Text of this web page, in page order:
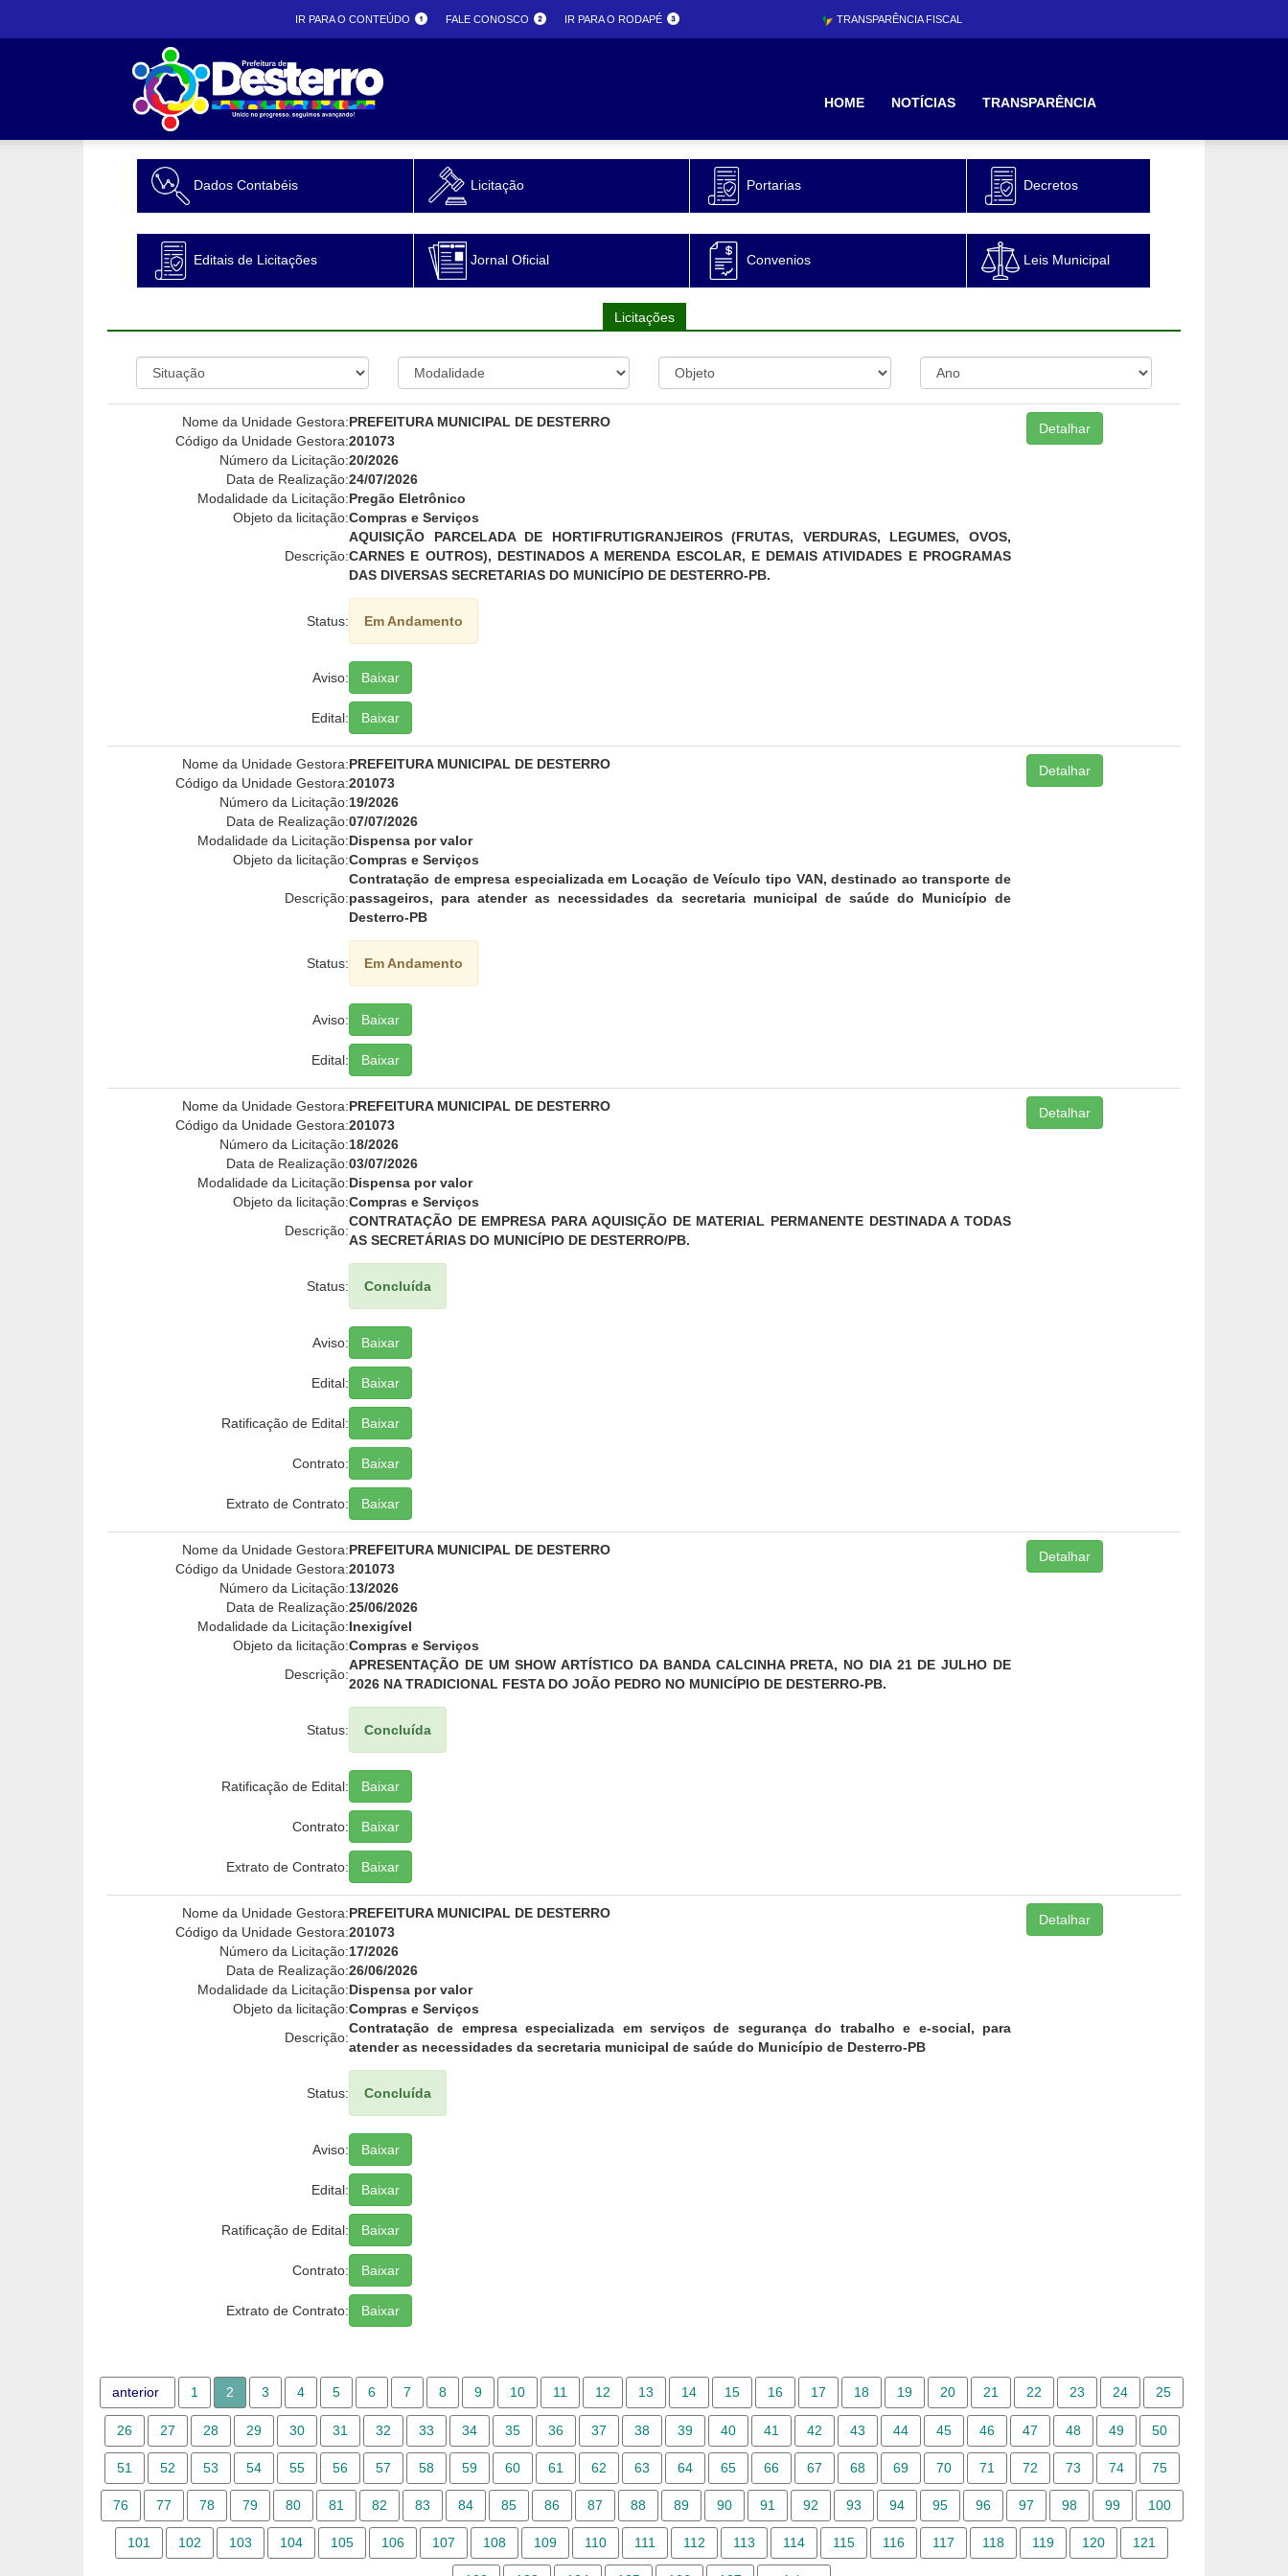
IR PARA O CONTEÚDO FALE CONOSCO IR PARA O RODAPÉ TRANSPARÊNCIA FISCAL
Prefeitura
HOME NOTÍCIAS TRANSPARÊNCIA
Dados Contabéis Licitação Portarias Decretos
Editais de Licitações Jornal Oficial Convenios Leis Municipal
Licitações
Nome da Unidade Gestora:PREFEITURA MUNICIPAL DE DESTERRO
Código da Unidade Gestora:201073
Número da Licitação:20/2026
Data de Realização:24/07/2026
Modalidade da Licitação:Pregão Eletrônico
Objeto da licitação:Compras e Serviços
Descrição:
AQUISIÇÃO PARCELADA DE HORTIFRUTIGRANJEIROS (FRUTAS, VERDURAS, LEGUMES, OVOS,
CARNES E OUTROS), DESTINADOS A MERENDA ESCOLAR, E DEMAIS ATIVIDADES E PROGRAMAS
DAS DIVERSAS SECRETARIAS DO MUNICÍPIO DE DESTERRO-PB.
Status: Em Andamento
Aviso: Baixar
Edital: Baixar
Detalhar
Nome da Unidade Gestora:PREFEITURA MUNICIPAL DE DESTERRO
Código da Unidade Gestora:201073
Número da Licitação:19/2026
Data de Realização:07/07/2026
Modalidade da Licitação:Dispensa por valor
Objeto da licitação:Compras e Serviços
Descrição:
Contratação de empresa especializada em Locação de Veículo tipo VAN, destinado ao transporte de
passageiros, para atender as necessidades da secretaria municipal de saúde do Município de
Desterro-PB
Status: Em Andamento
Aviso: Baixar
Edital: Baixar
Detalhar
Nome da Unidade Gestora:PREFEITURA MUNICIPAL DE DESTERRO
Código da Unidade Gestora:201073
Número da Licitação:18/2026
Data de Realização:03/07/2026
Modalidade da Licitação:Dispensa por valor
Objeto da licitação:Compras e Serviços
Descrição:
CONTRATAÇÃO DE EMPRESA PARA AQUISIÇÃO DE MATERIAL PERMANENTE DESTINADA A TODAS
AS SECRETÁRIAS DO MUNICÍPIO DE DESTERRO/PB.
Status: Concluída
Aviso: Baixar
Edital: Baixar
Ratificação de Edital: Baixar
Contrato: Baixar
Extrato de Contrato: Baixar
Detalhar
Nome da Unidade Gestora:PREFEITURA MUNICIPAL DE DESTERRO
Código da Unidade Gestora:201073
Número da Licitação:13/2026
Data de Realização:25/06/2026
Modalidade da Licitação:Inexigível
Objeto da licitação:Compras e Serviços
Descrição:
APRESENTAÇÃO DE UM SHOW ARTÍSTICO DA BANDA CALCINHA PRETA, NO DIA 21 DE JULHO DE
2026 NA TRADICIONAL FESTA DO JOÃO PEDRO NO MUNICÍPIO DE DESTERRO-PB.
Status: Concluída
Ratificação de Edital: Baixar
Contrato: Baixar
Extrato de Contrato: Baixar
Detalhar
Nome da Unidade Gestora:PREFEITURA MUNICIPAL DE DESTERRO
Código da Unidade Gestora:201073
Número da Licitação:17/2026
Data de Realização:26/06/2026
Modalidade da Licitação:Dispensa por valor
Objeto da licitação:Compras e Serviços
Descrição:
Contratação de empresa especializada em serviços de segurança do trabalho e e-social, para
atender as necessidades da secretaria municipal de saúde do Município de Desterro-PB
Status: Concluída
Aviso: Baixar
Edital: Baixar
Ratificação de Edital: Baixar
Contrato: Baixar
Extrato de Contrato: Baixar
Detalhar
anterior 1 2 3 4 5 6 7 8 9 10 11 12 13 14 15 16 17 18 19 20 21 22 23 24 25
26 27 28 29 30 31 32 33 34 35 36 37 38 39 40 41 42 43 44 45 46 47 48 49 50
51 52 53 54 55 56 57 58 59 60 61 62 63 64 65 66 67 68 69 70 71 72 73 74 75
76 77 78 79 80 81 82 83 84 85 86 87 88 89 90 91 92 93 94 95 96 97 98 99 100
101 102 103 104 105 106 107 108 109 110 111 112 113 114 115 116 117 118 119 120 121